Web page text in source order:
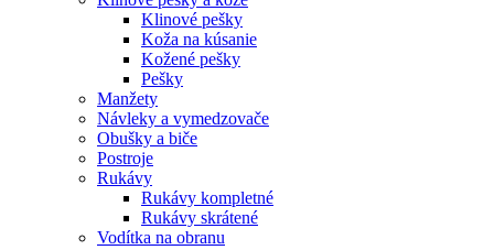
Klinové pešky
Koža na kúsanie
Kožené pešky
Pešky
Manžety
Návleky a vymedzovače
Obušky a biče
Postroje
Rukávy
Rukávy kompletné
Rukávy skrátené
Vodítka na obranu